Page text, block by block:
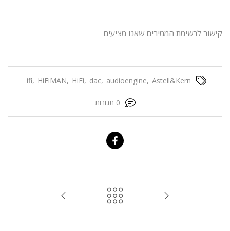
קישור לרשימת הממירים שאנו מציעים
Astell&Kern
,
audioengine
,
dac
,
HiFi
,
HiFiMAN
,
ifi
0 תגובות